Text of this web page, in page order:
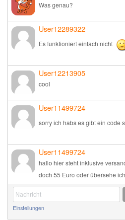
Was genau?
User12289322
Es funktioniert einfach nicht
User12213905
cool
User11499724
sorry ich habs es gibt ein code
User11499724
hallo hier steht inklusive
doch 55 Euro oder übersehe
Günni
Einstellungen